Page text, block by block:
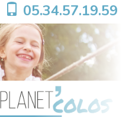
05.34.57.19.59